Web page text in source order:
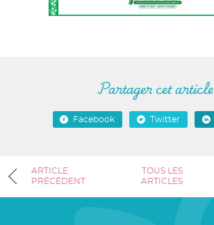
Partager cet article
Facebook Twitter
ARTICLE
PRÉCÉDENT
TOUS LES
ARTICLES